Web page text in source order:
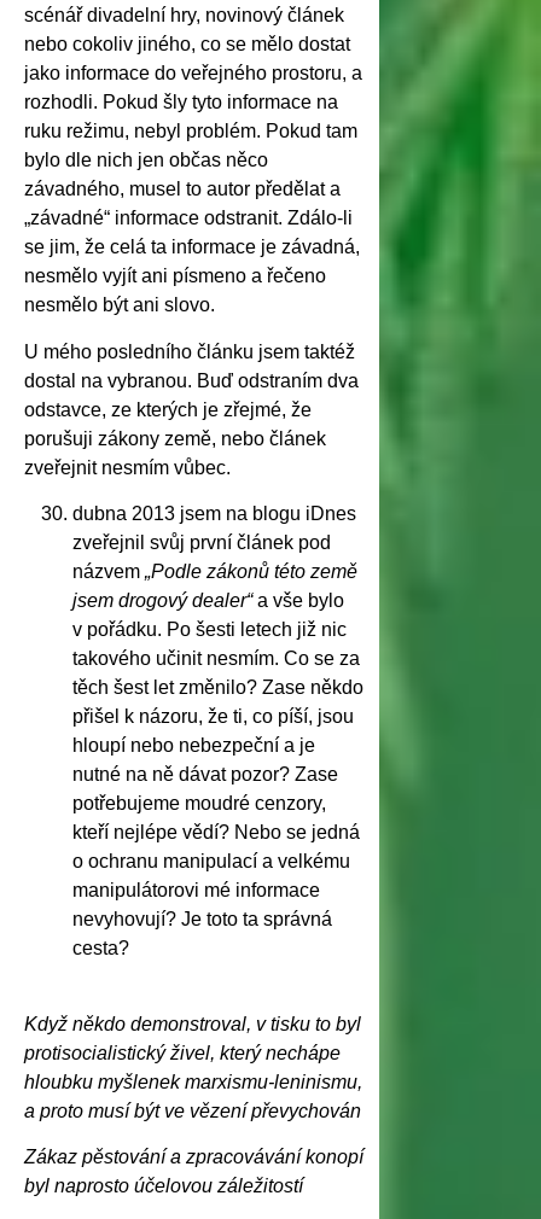
scénář divadelní hry, novinový článek
nebo cokoliv jiného, co se mělo dostat
jako informace do veřejného prostoru, a
rozhodli. Pokud šly tyto informace na
ruku režimu, nebyl problém. Pokud tam
bylo dle nich jen občas něco
závadného, musel to autor předělat a
„závadné“ informace odstranit. Zdálo-li
se jim, že celá ta informace je závadná,
nesmělo vyjít ani písmeno a řečeno
nesmělo být ani slovo.
U mého posledního článku jsem taktéž
dostal na vybranou. Buď odstraním dva
odstavce, ze kterých je zřejmé, že
porušuji zákony země, nebo článek
zveřejnit nesmím vůbec.
dubna 2013 jsem na blogu iDnes
zveřejnil svůj první článek pod
názvem „Podle zákonů této země
jsem drogový dealer“a vše bylo
v pořádku. Po šesti letech již nic
takového učinit nesmím. Co se za
těch šest let změnilo? Zase někdo
přišel k názoru, že ti, co píší, jsou
hloupí nebo nebezpeční a je
nutné na ně dávat pozor? Zase
potřebujeme moudré cenzory,
kteří nejlépe vědí? Nebo se jedná
o ochranu manipulací a velkému
manipulátorovi mé informace
nevyhovují? Je toto ta správná
cesta?
Když někdo demonstroval, v tisku to byl
protisocialistický živel, který nechápe
hloubku myšlenek marxismu-leninismu,
a proto musí být ve vězení převychován
Zákaz pěstování a zpracovávání konopí
byl naprosto účelovou záležitostí